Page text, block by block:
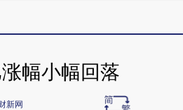
幅小幅回落
新网